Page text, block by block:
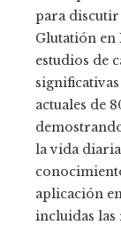
para discutir
Glutatión
estudios de
actuales de
la vida
aplicación
incluidas las